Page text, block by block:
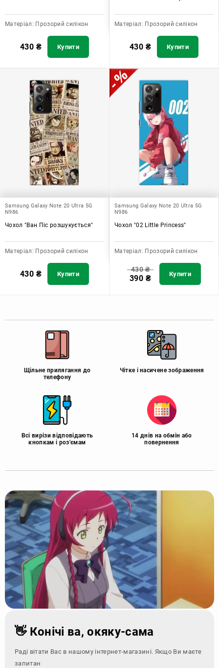
Матеріал: Прозорий силікон
430 ₴ Купити
Матеріал: Прозорий силікон
430 ₴ Купити
Samsung Galaxy Note 20 Ultra 5G
N986
Чохол "Ван Піс розшукується"
Матеріал: Прозорий силікон
430 ₴ Купити
Samsung Galaxy Note 20 Ultra 5G
N986
Чохол "02 Little Princess"
Матеріал: Прозорий силікон
430₴
390 ₴ Купити
Щільне прилягання до
телефону
Чітке і насичене зображення
Всі вирізи відповідають
кнопкам і роз'ємам
14 днів на обмін або
повернення
👋 Конічі ва, окяку-сама
Раді вітати Вас в нашому інтернет-магазині. Якщо Ви маєте
запитання - зверні